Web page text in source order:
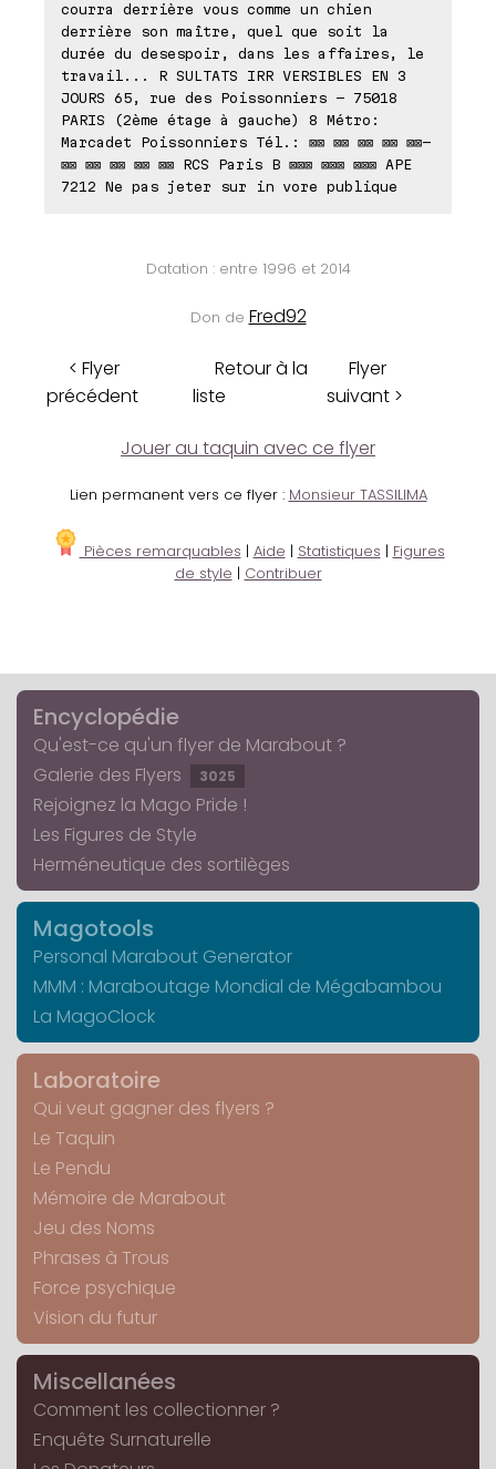
courra derrière vous comme un chien
derrière son maître, quel que soit la
durée du desespoir, dans les affaires, le
travail... R SULTATS IRR VERSIBLES EN 3
JOURS 65, rue des Poissonniers - 75018
PARIS (2ème étage à gauche) 8 Métro:
Marcadet Poissonniers Tél.: ⊠⊠ ⊠⊠ ⊠⊠ ⊠⊠ ⊠⊠-
⊠⊠ ⊠⊠ ⊠⊠ ⊠⊠ ⊠⊠ RCS Paris B ⊠⊠⊠ ⊠⊠⊠ ⊠⊠⊠ APE
7212 Ne pas jeter sur in vore publique
Datation : entre 1996 et 2014
Don de Fred92
< Flyer
précédent
Retour à la
liste
Flyer
suivant >
Jouer au taquin avec ce flyer
Lien permanent vers ce flyer : Monsieur TASSILIMA
Pièces remarquables | Aide | Statistiques | Figures
de style | Contribuer
Encyclopédie
Qu'est-ce qu'un flyer de Marabout ?
Galerie des Flyers
3025
Rejoignez la Mago Pride !
Les Figures de Style
Herméneutique des sortilèges
Magotools
Personal Marabout Generator
MMM : Maraboutage Mondial de Mégabambou
La MagoClock
Laboratoire
Qui veut gagner des flyers ?
Le Taquin
Le Pendu
Mémoire de Marabout
Jeu des Noms
Phrases à Trous
Force psychique
Vision du futur
Miscellanées
Comment les collectionner ?
Enquête Surnaturelle